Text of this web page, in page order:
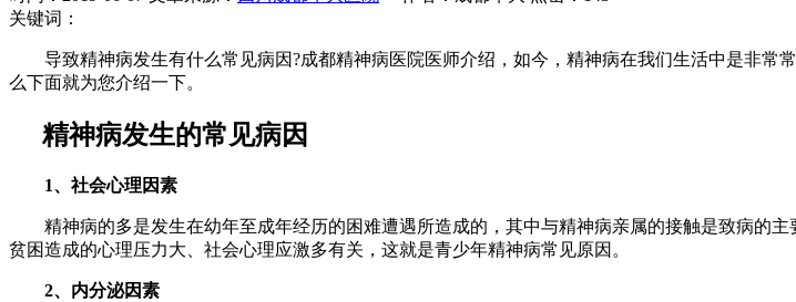
关键词：
导致精神病发生有什么常见病因?成都精神病医院医师介绍，如今，精神病在我们生活中是非常
么下面就为您介绍一下。
精神病发生的常见病因
1、社会心理因素
精神病的多是发生在幼年至成年经历的困难遭遇所造成的，其中与精神病亲属的接触是致病的
贫困造成的心理压力大、社会心理应激多有关，这就是青少年精神病常见原因。
2、内分泌因素